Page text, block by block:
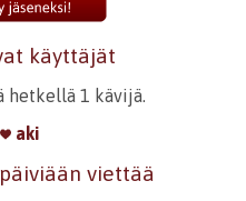
käyttäjät
hetkellä 1 kävijä.
aki
viettää